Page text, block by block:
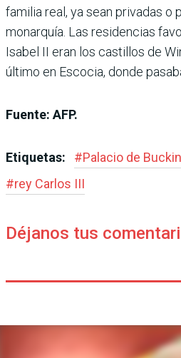
familia real, ya sean privadas o
monarquía. Las residencias
Isabel II eran los castillos de
último en Escocia, donde
Fuente: AFP.
Etiquetas: #Palacio de
#rey Carlos III
Déjanos tus